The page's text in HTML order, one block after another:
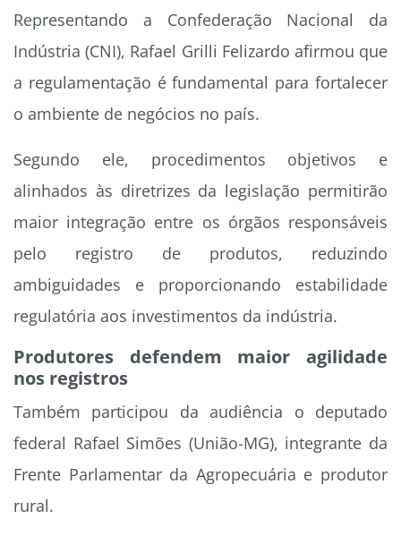
Representando a Confederação Nacional da
Indústria (CNI), Rafael Grilli Felizardo afirmou que
a regulamentação é fundamental para fortalecer
o ambiente de negócios no país.
Segundo ele, procedimentos objetivos e
alinhados às diretrizes da legislação permitirão
maior integração entre os órgãos responsáveis
pelo registro de produtos, reduzindo
ambiguidades e proporcionando estabilidade
regulatória aos investimentos da indústria.
Produtores defendem maior agilidade
nos registros
Também participou da audiência o deputado
federal Rafael Simões (União-MG), integrante da
Frente Parlamentar da Agropecuária e produtor
rural.